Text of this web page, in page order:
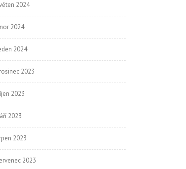
2024
2024
2024
2023
2023
2023
2023
2023